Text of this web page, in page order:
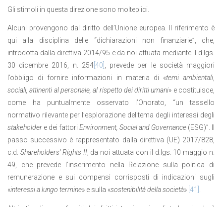
Gli stimoli in questa direzione sono molteplici.
Alcuni provengono dal diritto dell’Unione europea. Il riferimento è
qui alla disciplina delle “dichiarazioni non finanziarie”, che,
introdotta dalla direttiva 2014/95 e da noi attuata mediante il d.lgs.
30 dicembre 2016, n. 254[40] , prevede per le società maggiori
l’obbligo di fornire informazioni in materia di «temi ambientali,
sociali, attinenti al personale, al rispetto dei diritti umani» e costituisce,
come ha puntualmente osservato l’Onorato, “un tassello
normativo rilevante per l’esplorazione del tema degli interessi degli
stakeholder e dei fattori Environment, Social and Governance (ESG)”. Il
passo successivo è rappresentato dalla direttiva (UE) 2017/828,
c.d. Shareholders’ Rights II, da noi attuata con il d.lgs. 10 maggio n.
49, che prevede l’inserimento nella Relazione sulla politica di
remunerazione e sui compensi corrisposti di indicazioni sugli
«interessi a lungo termi­ne» e sulla «sostenibilità della società» [41] .